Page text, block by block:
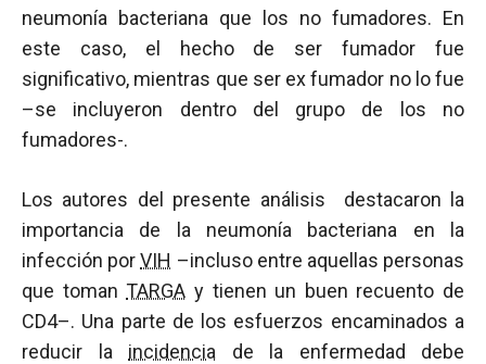
neumonía bacteriana que los no fumadores. En
este caso, el hecho de ser fumador fue
significativo, mientras que ser ex fumador no lo fue
–se incluyeron dentro del grupo de los no
fumadores-.
Los autores del presente análisis destacaron la
importancia de la neumonía bacteriana en la
infección porVIH –incluso entre aquellas personas
que tomanTARGA y tienen un buen recuento de
CD4–. Una parte de los esfuerzos encaminados a
reducir la incidencia de la enfermedad debe